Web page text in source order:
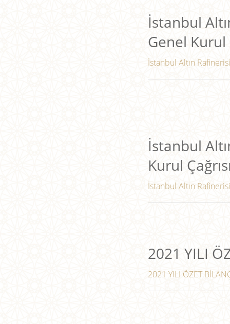
İstanbul
Genel Kurul
İstanbul Altın
İstanbul
Kurul
İstanbul Altın
2021 YILI
2021 YILI ÖZET